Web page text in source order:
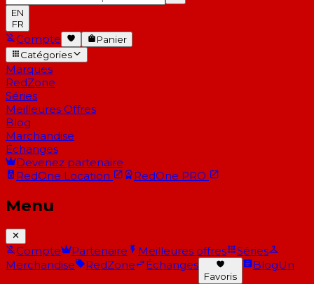
EN
FR
Compte
Panier
Catégories
Marques
RedZone
Séries
Meilleures Offres
Blog
Marchandise
Échanges
Devenez partenaire
RedOne Location RedOne PRO
Menu
Compte Partenaire Meilleures offres
Séries
Merchandise
RedZone Échanges
Favoris
BlogUn